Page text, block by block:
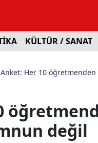
KÜLTÜR / SANAT
Anket: Her 10
değil